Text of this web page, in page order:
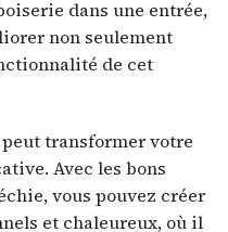
dans une entrée,
non seulement
de cet
transformer votre
Avec les bons
vous pouvez créer
et chaleureux, où il